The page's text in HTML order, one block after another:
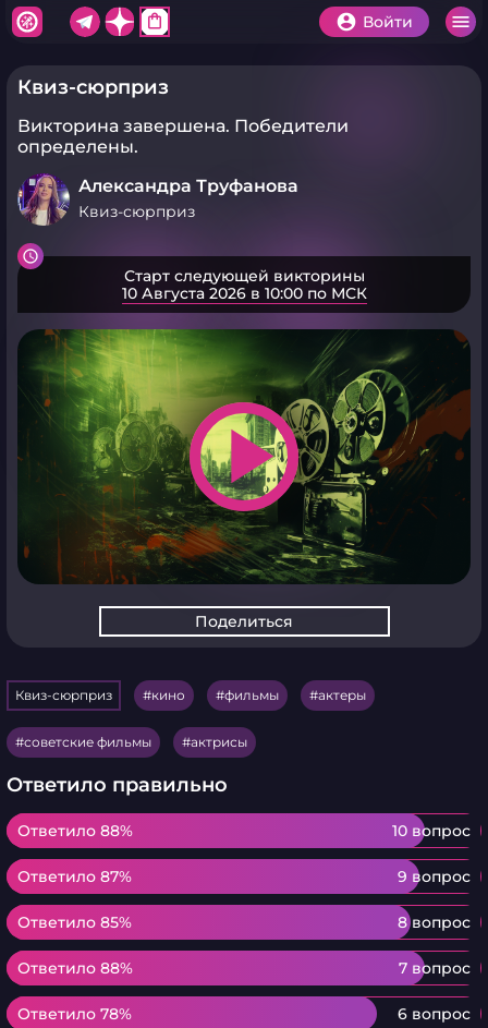
shopping_bag Войти
Квиз-сюрприз
Викторина завершена. Победители
определены.
Александра Труфанова
Квиз-сюрприз
Старт следующей викторины
10 Августа 2026 в 10:00 по МСК
play_arrow
Поделиться
Квиз-сюрприз кино фильмы актеры
советские фильмы актрисы
Ответило правильно
Ответило 88% 10 вопрос
Ответило 88%
Ответило 87% 9 вопрос
Ответило 87%
Ответило 85% 8 вопрос
Ответило 85%
Ответило 88% 7 вопрос
Ответило 88%
Ответило 78% 6 вопрос
Ответило 78%